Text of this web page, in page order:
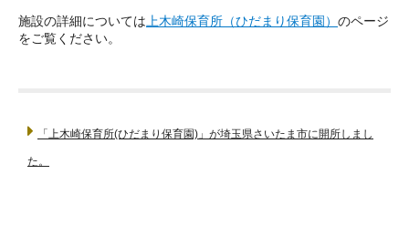
施設の詳細については 上木崎保育所（ひだまり保育園） のページ
をご覧ください。
「上木崎保育所(ひだまり保育園)」が埼玉県さいたま市に開所しまし
た。